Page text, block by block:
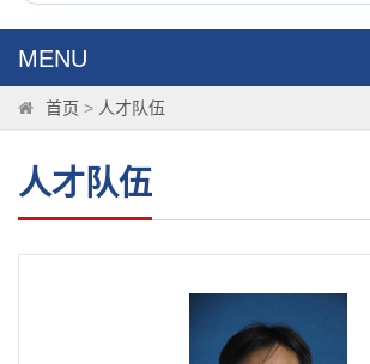
MENU
首页 > 人才队伍
人才队伍